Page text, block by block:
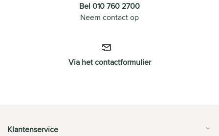
Bel 010 760 2700
Neem contact op
Via het contactformulier
Klantenservice